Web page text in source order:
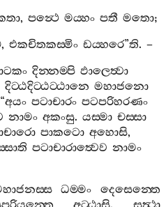
,පන්‍ථෙ මය‍්හං පතී මතො;
,එකචිතකස‍්මිං ඩය‍්හරෙ”ති. –
දින‍්නම‍්පි ඵාලෙත්‍වා
දිට‍්ඨදිට‍්ඨට‍්ඨානෙ මහාජනො
“අයං පටාචාරං පටපරිහරණං
නාමං අකංසු. යස‍්මා චස‍්සා
පාකටො අහොසි,
පටාචාරාත්‍වෙව නාමං
ධම‍්මං
දෙසෙන‍්තෙ